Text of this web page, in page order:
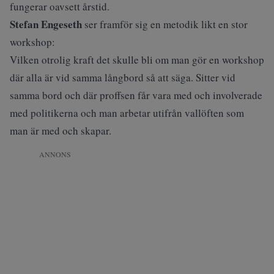
fungerar oavsett årstid.
Stefan Engeseth ser framför sig en metodik likt en stor
workshop:
Vilken otrolig kraft det skulle bli om man gör en workshop
där alla är vid samma långbord så att säga. Sitter vid
samma bord och där proffsen får vara med och involverade
med politikerna och man arbetar utifrån vallöften som
man är med och skapar.
ANNONS